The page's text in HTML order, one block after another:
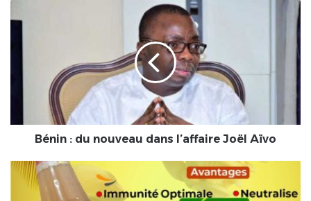
:
Bénin : du nouveau dans l’affaire Joël Aïvo
Santé-
Nutrition/